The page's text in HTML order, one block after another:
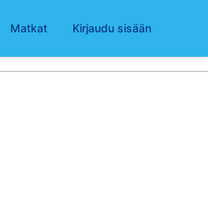
Matkat Kirjaudu sisään